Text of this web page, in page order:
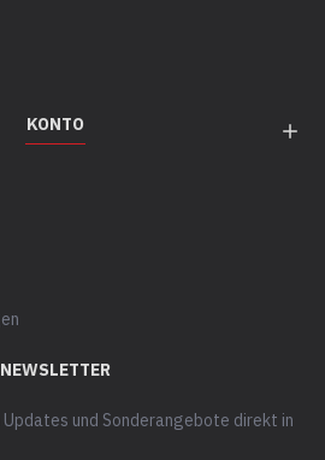
KONTO
NEWSLETTER
und Sonderangebote direkt in